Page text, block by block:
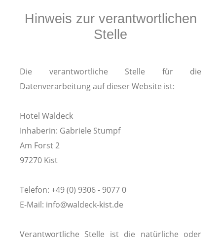
Hinweis zur verantwortlichen
Stelle
Die verantwortliche Stelle für die
Datenverarbeitung auf dieser Website ist:
Hotel Waldeck
Inhaberin: Gabriele Stumpf
Am Forst 2
97270 Kist
Telefon: +49 (0) 9306 - 9077 0
E-Mail: info@waldeck-kist.de
Verantwortliche Stelle ist die natürliche oder